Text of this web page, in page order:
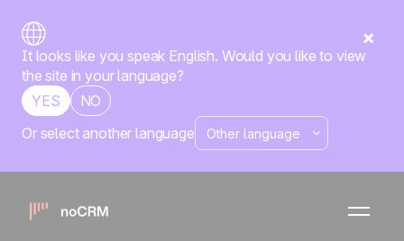
It looks like you speak English. Would you like to view
the site in your language?
YES
NO
Or select another language
Nativa
Integración
calendario noCRM